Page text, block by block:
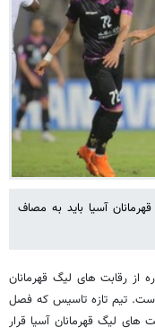
آسیا باید به مصاف
از رقابت های لیگ قهرمانان
است. تیم تازه تاسیس که فصل
لیگ قهرمانان آسیا قرار